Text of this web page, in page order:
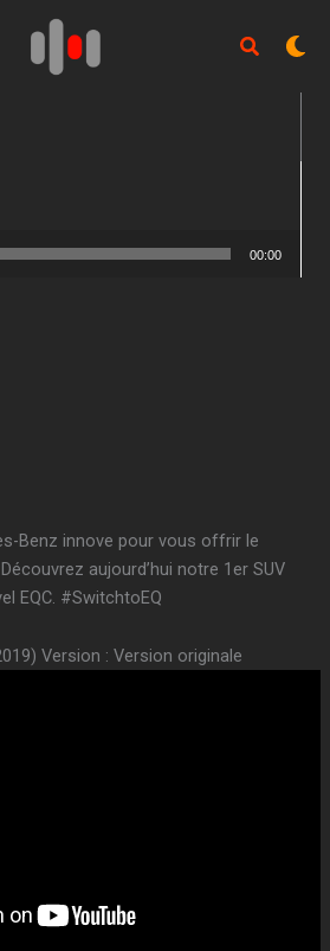
00:00
Benz innove pour vous offrir le
aujourd’hui notre 1er SUV
EQC. #SwitchtoEQ
Version : Version originale